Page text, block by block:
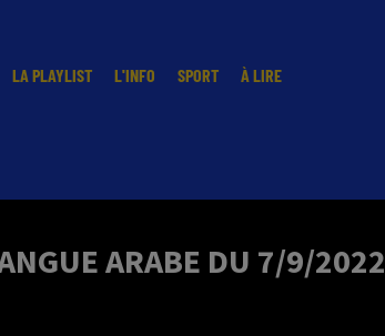
LA PLAYLIST L'INFO SPORT À LIRE
ARABE DU 7/9/2022